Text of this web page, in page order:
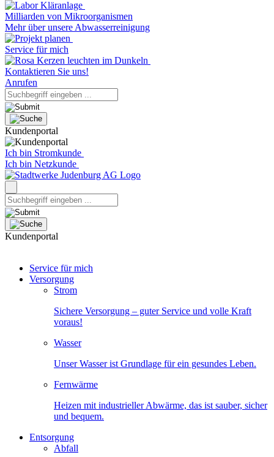
Milliarden von Mikroorganismen
Mehr über unsere Abwasserreinigung
Service für mich
Kontaktieren Sie uns!
Anrufen
Kundenportal
Ich bin Stromkunde
Ich bin Netzkunde
Kundenportal
Service für mich
Versorgung
Strom
Sichere Versorgung – guter Service und volle Kraft
voraus!
Wasser
Unser Wasser ist Grundlage für ein gesundes Leben.
Fernwärme
Heizen mit industrieller Abwärme, das ist sauber, sicher
und bequem.
Entsorgung
Abfall